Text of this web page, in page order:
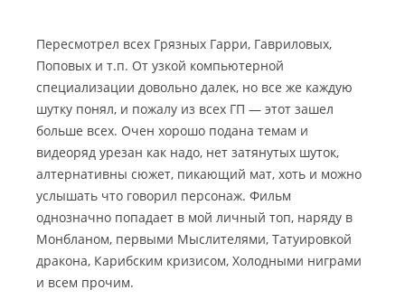
Пересмотрел всех Грязных Гарри, Гавриловых,
Поповых и т.п. От узкой компьютерной
специализации довольно далек, но все же каждую
шутку понял, и пожалу из всех ГП — этот зашел
больше всех. Очен хорошо подана темам и
видеоряд урезан как надо, нет затянутых шуток,
алтернативны сюжет, пикающий мат, хоть и можно
услышать что говорил персонаж. Фильм
однозначно попадает в мой личный топ, наряду в
Монбланом, первыми Мыслителями, Татуировкой
дракона, Карибским кризисом, Холодными ниграми
и всем прочим.